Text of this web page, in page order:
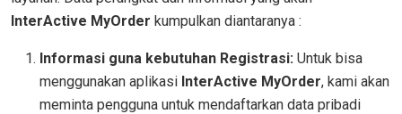
InterActive MyOrder kumpulkan diantaranya :
Informasi guna kebutuhan Registrasi: Untuk bisa
menggunakan aplikasi InterActive MyOrder, kami akan
meminta pengguna untuk mendaftarkan data pribadi